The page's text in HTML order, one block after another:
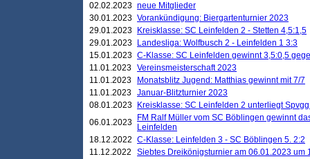
02.02.2023 neue Mitglieder
30.01.2023 Vorankündigung: Biergartenturnier 2023
29.01.2023
Kreisklasse: SC Leinfelden 2 - Stetten 4,5:1,5
29.01.2023
Landesliga: Wolfbusch 2 - Leinfelden 1 3:3
15.01.2023 C-Klasse: SC Leinfelden gewinnt 3,5:0,5
11.01.2023 Vereinsmeisterschaft 2023
11.01.2023
Monatsblitz Jugend: Matthias gewinnt mit 7/7
11.01.2023 Januar-Blitzturnier 2023
08.01.2023
Kreisklasse: SC Leinfelden 2 unterliegt
06.01.2023
FM Ralf Müller vom SC Böblingen gewinnt
Leinfelden
18.12.2022 C-Klasse: Leinfelden 3 - SC Böblingen 5. 2:2
11.12.2022
Siebtes Dreikönigsturnier am 06.01.2023 um